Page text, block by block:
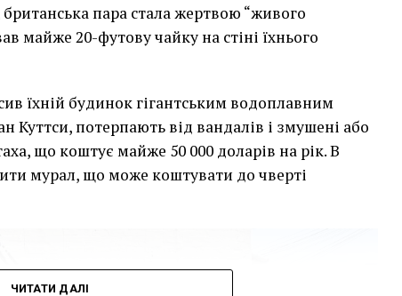
пара стала жертвою “живого
майже 20-футову чайку на стіні їхнього
їхній будинок гігантським водоплавним
Куттси, потерпають від вандалів і змушені або
що коштує майже 50 000 доларів на рік. В
мурал, що може коштувати до чверті
ЧИТАТИ ДАЛІ